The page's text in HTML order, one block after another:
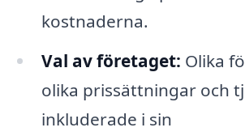
kostnaderna.
Val av företaget: Olika
olika prissättningar och
inkluderade i sin